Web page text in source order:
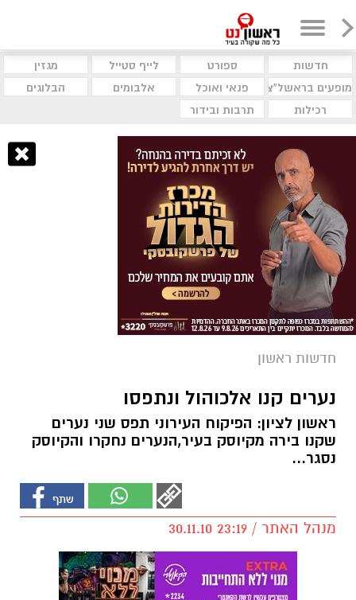
חדשות ספורט לייף סטייל
מגזין
מופעים בראשל"צ
פנאי ואוכל אלבומים
הבלוגים
רכילות
תרבות ובידור
חדשות ראשון
נערים קנו אלכוהול ונתפסו
ראשון לציון: הפיקוח העירוני תפס שני נערים
שקנו בירה מקיוסק בעיר,הנערים נחקרו והקיוסק
נסגר...
מנהל האתר / 23:19 30.11.10